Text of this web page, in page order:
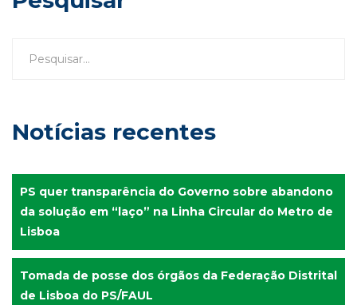
Notícias recentes
PS quer transparência do Governo sobre abandono
da solução em “laço” na Linha Circular do Metro de
Lisboa
Tomada de posse dos órgãos da Federação Distrital
de Lisboa do PS/FAUL